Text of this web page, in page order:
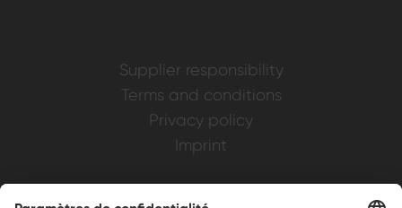
Supplier responsibility
Terms and conditions
Privacy policy
Imprint